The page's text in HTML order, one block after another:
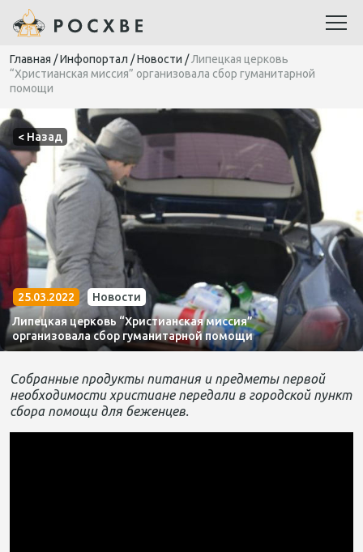
Главная /Инфопортал /Новости /Липецкая церковь
“Христианская миссия” организовала сбор гуманитарной
помощи
< Назад
25.03.2022
Новости
Липецкая церковь “Христианская миссия”
организовала сбор гуманитарной помощи
Собранные продукты питания и предметы первой
необходимости христиане передали в городской пункт
сбора помощи для беженцев.